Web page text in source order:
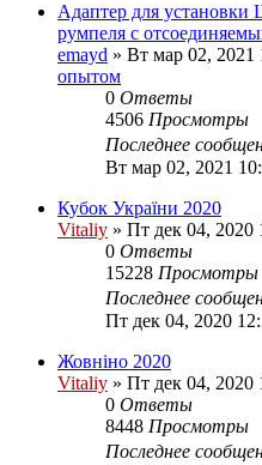
Адаптер для установки
румпеля с
emayd » Вт мар 02, 2021
опытом
0 Ответы
4506 Просмотры
Последнее
Вт мар 02, 2021
Кубок України 2020
Vitaliy » Пт дек 04, 2020
0 Ответы
15228 Просмотры
Последнее
Пт дек 04, 2020
Жовніно 2020
Vitaliy » Пт дек 04, 2020
0 Ответы
8448 Просмотры
Последнее